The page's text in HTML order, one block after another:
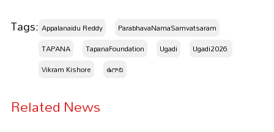
Tags: Appalanaidu Reddy
ParabhavaNamaSamvatsaram
TAPANA
TapanaFoundation Ugadi
Ugadi2026 ​
Vikram Kishore
ఉగాది
Related News